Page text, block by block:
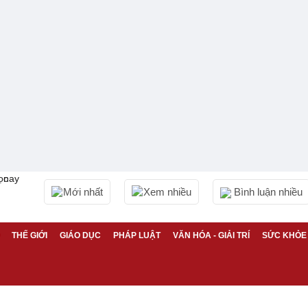
Mới nhất Xem nhiều Bình luận nhiều
THẾ GIỚI GIÁO DỤC PHÁP LUẬT VĂN HÓA - GIẢI TRÍ SỨC KHỎE